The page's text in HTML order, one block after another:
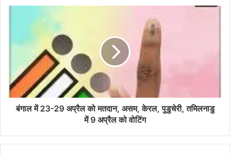
बंगाल में 23-29 अप्रैल को मतदान, असम, केरल, पुडुचेरी, तमिलनाडु
में 9 अप्रैल को वोटिंग